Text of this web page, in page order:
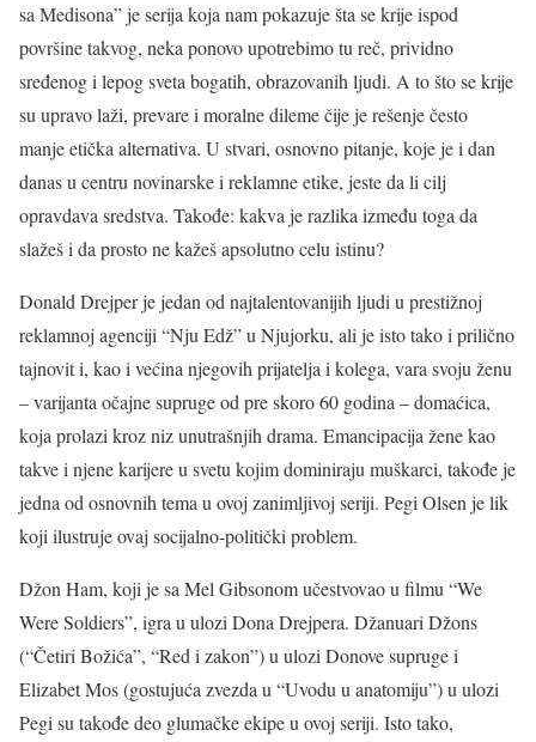
sa Medisona” je serija koja nam pokazuje šta se krije ispod
površine takvog, neka ponovo upotrebimo tu reč, prividno
sređenog i lepog sveta bogatih, obrazovanih ljudi. A to što se krije
su upravo laži, prevare i moralne dileme čije je rešenje često
manje etička alternativa. U stvari, osnovno pitanje, koje je i dan
danas u centru novinarske i reklamne etike, jeste da li cilj
opravdava sredstva. Takođe: kakva je razlika između toga da
slažeš i da prosto ne kažeš apsolutno celu istinu?
Donald Drejper je jedan od najtalentovanijih ljudi u prestižnoj
reklamnoj agenciji “Nju Edž” u Njujorku, ali je isto tako i prilično
tajnovit i, kao i većina njegovih prijatelja i kolega, vara svoju ženu
– varijanta očajne supruge od pre skoro 60 godina – domaćica,
koja prolazi kroz niz unutrašnjih drama. Emancipacija žene kao
takve i njene karijere u svetu kojim dominiraju muškarci, takođe je
jedna od osnovnih tema u ovoj zanimljivoj seriji. Pegi Olsen je lik
koji ilustruje ovaj socijalno-politički problem.
Džon Ham, koji je sa Mel Gibsonom učestvovao u filmu “We
Were Soldiers”, igra u ulozi Dona Drejpera. Džanuari Džons
(“Četiri Božića”, “Red i zakon”) u ulozi Donove supruge i
Elizabet Mos (gostujuća zvezda u “Uvodu u anatomiju”) u ulozi
Pegi su takođe deo glumačke ekipe u ovoj seriji. Isto tako,